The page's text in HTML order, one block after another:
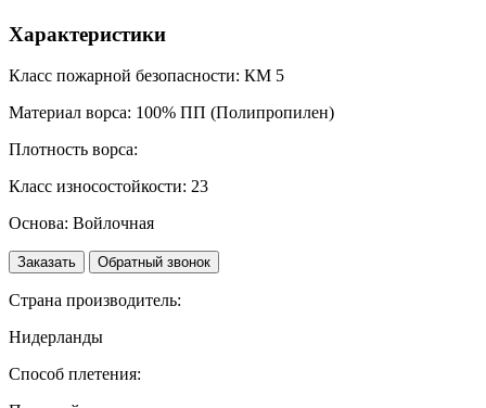
Характеристики
Класс пожарной безопасности: КМ 5
Материал ворса: 100% ПП (Полипропилен)
Плотность ворса:
Класс износостойкости: 23
Основа: Войлочная
Заказать Обратный звонок
Страна производитель:
Нидерланды
Способ плетения: